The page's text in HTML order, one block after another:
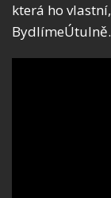
která ho
BydlímeÚtulně.